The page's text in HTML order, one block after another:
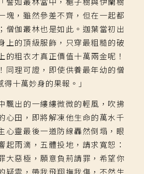
塊，雖然參差不齊，但在一起都
僧伽叢林也是如此。迦葉當初出
上的頂級服飾，只穿最粗糙的破
的粗衣才真正價值十萬兩金呢！
同理可證，即使供養最年幼的僧
十萬妙身的果報。」
出的一縷縷微微的輕風，吹拂
心田，即將解凍他生命的萬水千
心靈最後一道防線轟然倒塌，眼
起雨滴，五體投地，請求寬恕：
大惡極，願意負荊請罪，希望你
疑雲，帶我飛翔撫我傷，不然生